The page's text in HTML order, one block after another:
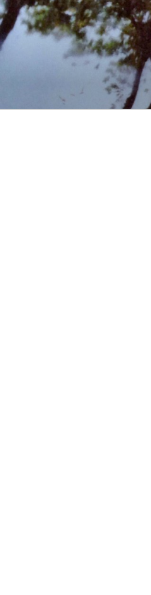
Zum
Inhalt
springen